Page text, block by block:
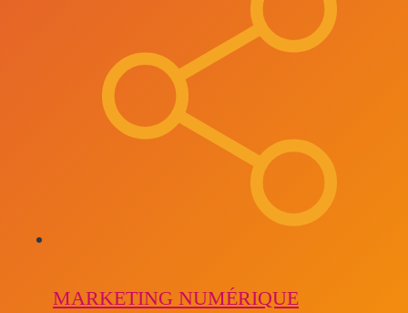
MARKETING NUMÉRIQUE